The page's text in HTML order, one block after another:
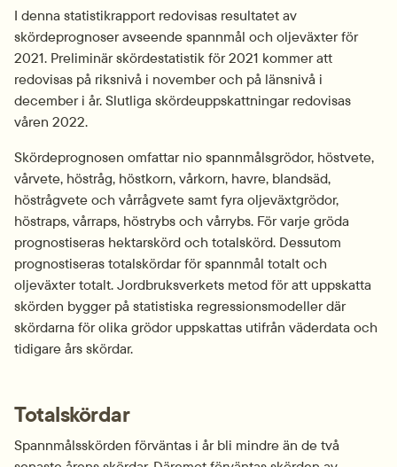
I denna statistikrapport redovisas resultatet av
skördeprognoser avseende spannmål och oljeväxter för
2021. Preliminär skördestatistik för 2021 kommer att
redovisas på riksnivå i november och på länsnivå i
december i år. Slutliga skördeuppskattningar redovisas
våren 2022.
Skördeprognosen omfattar nio spannmålsgrödor, höstvete,
vårvete, höstråg, höstkorn, vårkorn, havre, blandsäd,
höstrågvete och vårrågvete samt fyra oljeväxtgrödor,
höstraps, vårraps, höstrybs och vårrybs. För varje gröda
prognostiseras hektarskörd och totalskörd. Dessutom
prognostiseras totalskördar för spannmål totalt och
oljeväxter totalt. Jordbruksverkets metod för att uppskatta
skörden bygger på statistiska regressionsmodeller där
skördarna för olika grödor uppskattas utifrån väderdata och
tidigare års skördar.
Totalskördar
Spannmålsskörden förväntas i år bli mindre än de två